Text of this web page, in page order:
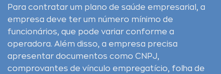
Para contratar um plano de saúde empresarial, a
empresa deve ter um número mínimo de
funcionários, que pode variar conforme a
operadora. Além disso, a empresa precisa
apresentar documentos como CNPJ,
comprovantes de vínculo empregatício, folha de